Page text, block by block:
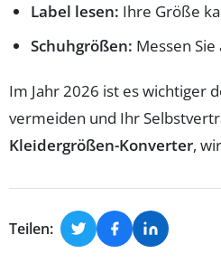
Label lesen: Ihre Größe
Schuhgrößen: Messen
Im Jahr 2026 ist es wichtiger
vermeiden und Ihr
Kleidergrößen-Konverter,
Teilen: